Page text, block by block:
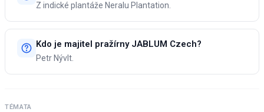
Z indické plantáže Neralu Plantation.
Kdo je majitel pražírny JABLUM Czech?
Petr Nývlt.
TÉMATA